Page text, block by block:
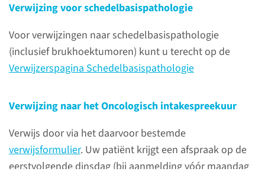
Verwijzing voor schedelbasispathologie
Voor verwijzingen naar schedelbasispathologie
(inclusief brukhoektumoren) kunt u terecht op de
Verwijzerspagina Schedelbasispathologie
Verwijzing naar het Oncologisch intakespreekuur
Verwijs door via het daarvoor bestemde
verwijsformulier. Uw patiënt krijgt een afspraak op de
eerstvolgende dinsdag (bij aanmelding vóór maandag
Menu